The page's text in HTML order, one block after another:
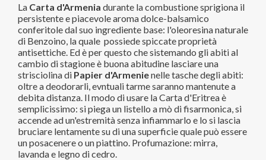
La Carta d'Armenia durante la combustione sprigiona il
persistente e piacevole aroma dolce-balsamico
conferitole dal suo ingrediente base: l'oleoresina naturale
di Benzoino, la quale possiede spiccate proprietà
antisettiche. Ed è per questo che sistemando gli abiti al
cambio di stagione è buona abitudine lasciare una
strisciolina di Papier d'Armenienelle tasche degli abiti:
oltre a deodorarli, evntuali tarme saranno mantenute a
debita distanza. Il modo di usare la Carta d'Eritrea è
semplicissimo: si piega un listello a mò di fisarmonica, si
accende ad un'estremità senza infiammarlo e lo si lascia
bruciare lentamente su di una superficie quale può essere
un posacenere o un piattino. Profumazione: mirra,
lavanda e legno di cedro.